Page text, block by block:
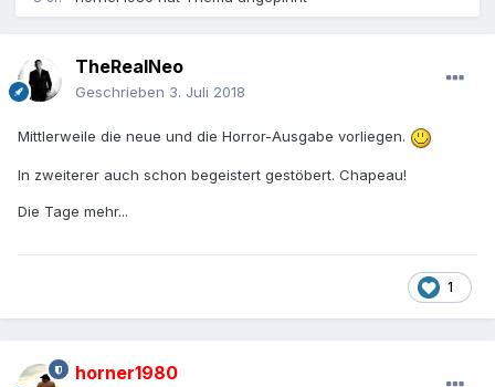
TheRealNeo
Geschrieben 3. Juli 2018
Mittlerweile die neue und die Horror-Ausgabe vorliegen.
In zweiterer auch schon begeistert gestöbert. Chapeau!
Die Tage mehr...
1
horner1980